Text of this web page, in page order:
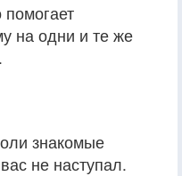
на одни и те же
знакомые
не наступал.